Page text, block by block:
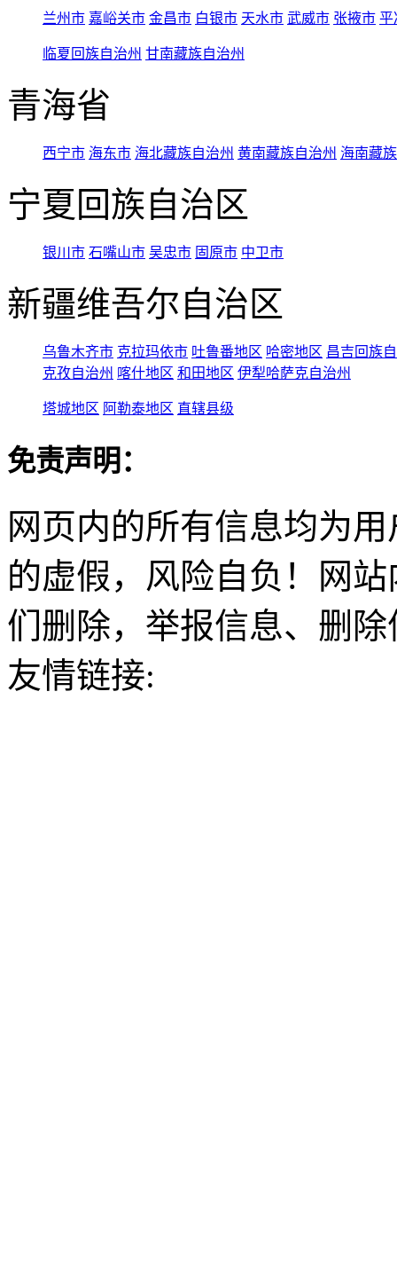
兰州市 嘉峪关市 金昌市 白银市 天水市 武威市 张掖市 平
临夏回族自治州 甘南藏族自治州
青海省
西宁市 海东市 海北藏族自治州 黄南藏族自治州 海南藏
宁夏回族自治区
银川市 石嘴山市 吴忠市 固原市 中卫市
新疆维吾尔自治区
乌鲁木齐市 克拉玛依市 吐鲁番地区 哈密地区 昌吉回族
克孜自治州 喀什地区 和田地区 伊犁哈萨克自治州
塔城地区 阿勒泰地区 直辖县级
免责声明：
网页内的所有信息均为
的虚假，风险自负！网
们删除，举报信息、删
友情链接: